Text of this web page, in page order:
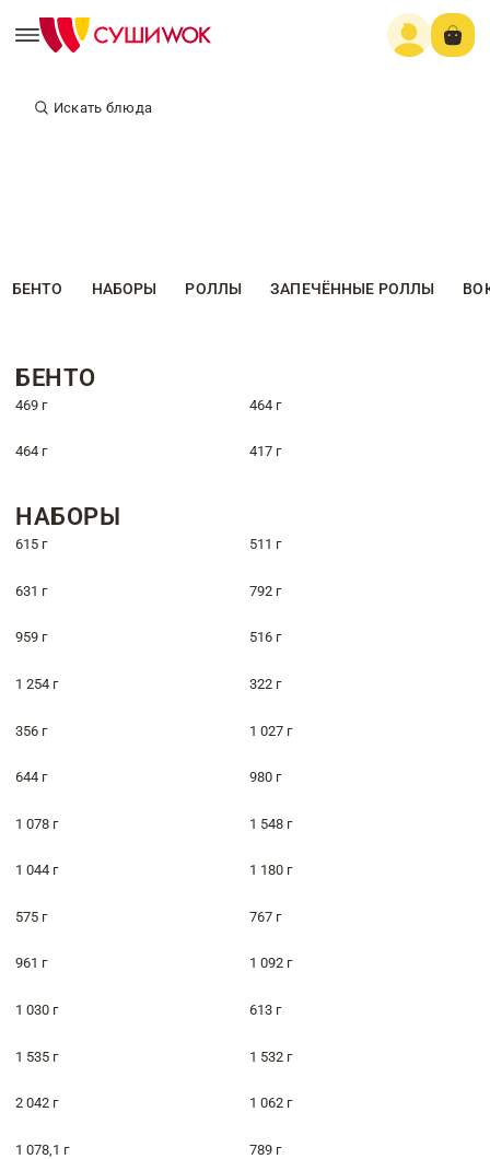
Искать блюда
БЕНТО НАБОРЫ РОЛЛЫ ЗАПЕЧЁННЫЕ РОЛЛЫ
БЕНТО
469 г 464 г
464 г 417 г
НАБОРЫ
615 г 511 г
631 г 792 г
959 г 516 г
1 254 г 322 г
356 г 1 027 г
644 г 980 г
1 078 г 1 548 г
1 044 г 1 180 г
575 г 767 г
961 г 1 092 г
1 030 г 613 г
1 535 г 1 532 г
2 042 г 1 062 г
1 078,1 г 789 г